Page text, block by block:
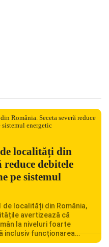
localități din
reduce debitele
pe sistemul
localități din România,
avertizează că
la niveluri foarte
inclusiv funcționarea
România se confruntă